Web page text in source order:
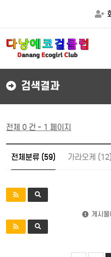
검색결과
전체 0 건 - 1 페이지
전체분류 (59) 가라오케 (12)
게시